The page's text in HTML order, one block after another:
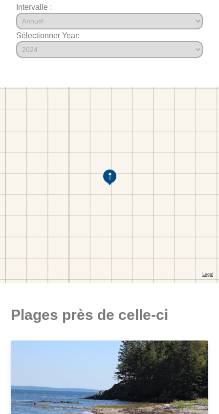
Intervalle :
Sélectionner Year:
Plages près de celle-ci